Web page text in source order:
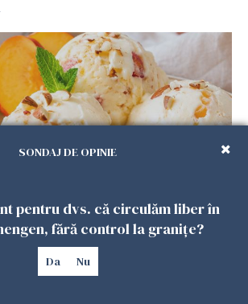
cu nectarine care
Rețeta fără aparat, gata din
SONDAJ DE OPINIE
pentru dvs. că circulăm liber în
fără control la granițe?
Da Nu